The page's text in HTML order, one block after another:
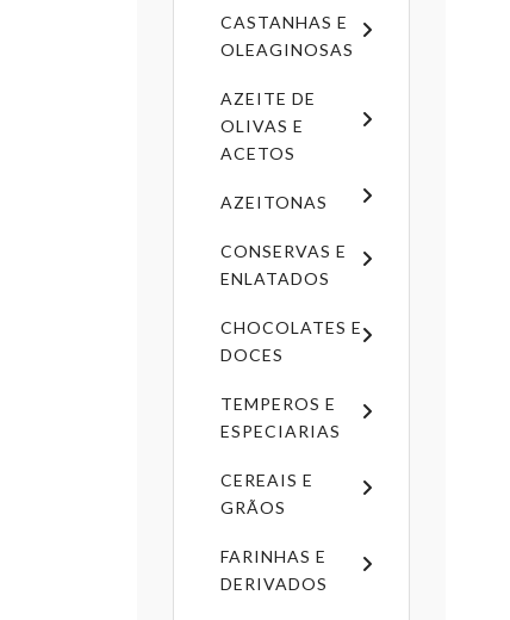
CASTANHAS E
OLEAGINOSAS
AZEITE DE
OLIVAS E
ACETOS
AZEITONAS
CONSERVAS E
ENLATADOS
CHOCOLATES E
DOCES
TEMPEROS E
ESPECIARIAS
CEREAIS E
GRÃOS
FARINHAS E
DERIVADOS